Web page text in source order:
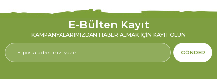
E-Bülten Kayıt
KAMPANYALARIMIZDAN HABER ALMAK İÇIN KAYIT OLUN
GÖNDER